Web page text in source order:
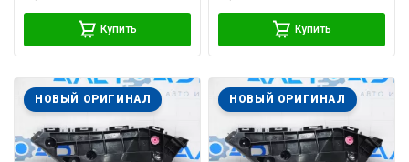
Купить Купить
НОВЫЙ ОРИГИНАЛ НОВЫЙ ОРИГИНАЛ